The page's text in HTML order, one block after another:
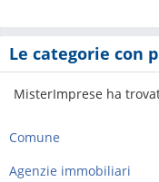
Le categorie con
MisterImprese ha
Comune
Agenzie immobiliari